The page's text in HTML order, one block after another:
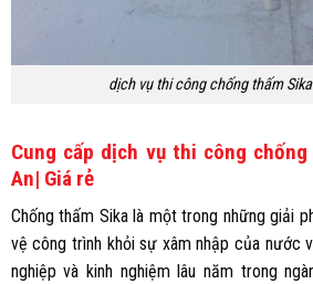
dịch vụ thi công chống thấm
Cung cấp dịch vụ thi công
An| Giá rẻ
Chống thấm Sika là một trong những giải
vệ công trình khỏi sự xâm nhập của nước
nghiệp và kinh nghiệm lâu năm trong